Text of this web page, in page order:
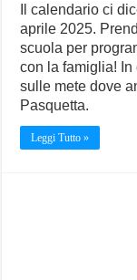
Il calendario ci
aprile 2025.
scuola per
con la famiglia! In
sulle mete dove
Pasquetta.
Leggi Tutto »